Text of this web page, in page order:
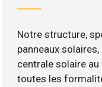
Notre structure,
panneaux
centrale solaire au
toutes les